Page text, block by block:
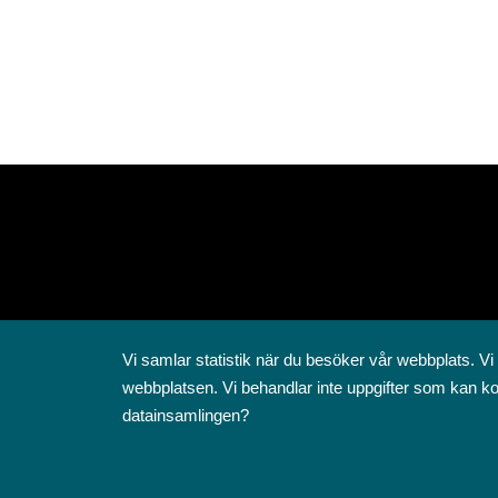
Vi samlar statistik när du besöker vår webbplats.
webbplatsen. Vi behandlar inte uppgifter som kan
datainsamlingen?